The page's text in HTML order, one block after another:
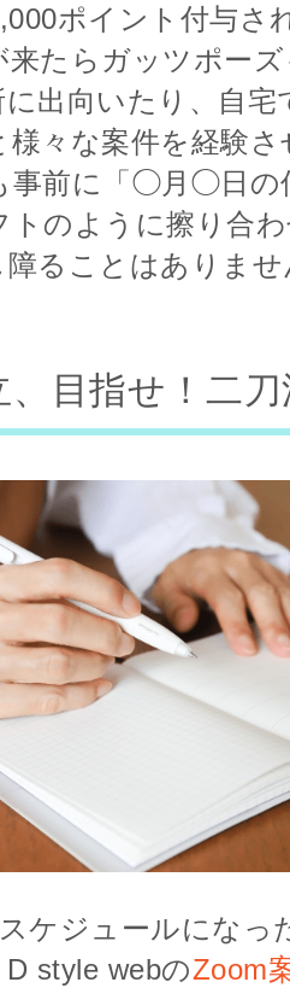
ポイント付与さ
来たらガッツポー
に出向いたり、自宅
様々な案件を経験
事前に「◯月◯日の
トのように擦り合
ることはありませ
、目指せ！二
ケジュールになっ
style webのZoom